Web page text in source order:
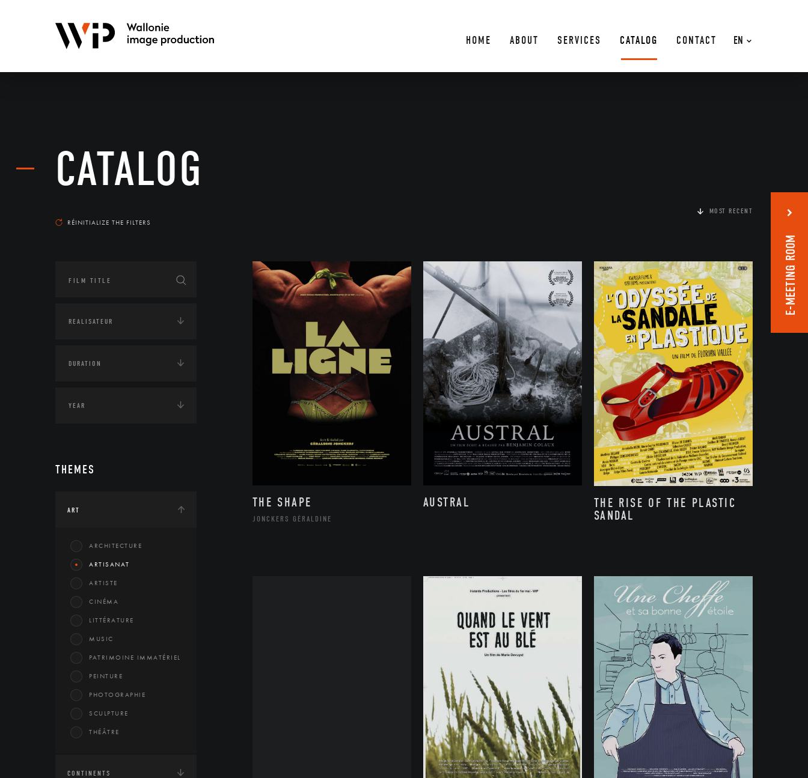
EN
HOME ABOUT SERVICES CATALOG CONTACT
CATALOG
RÉINITIALIZE THE FILTERS
THEMES
ART
ARCHITECTURE
ARTISANAT
ARTISTE
CINÉMA
LITTÉRATURE
MUSIC
PATRIMOINE IMMATÉRIEL
PEINTURE
PHOTOGRAPHIE
SCULPTURE
THÉÂTRE
CONTINENTS
MOST RECENT
THE SHAPE
JONCKERS GÉRALDINE
AUSTRAL
THE RISE OF THE PLASTIC
SANDAL
E-MEETING ROOM